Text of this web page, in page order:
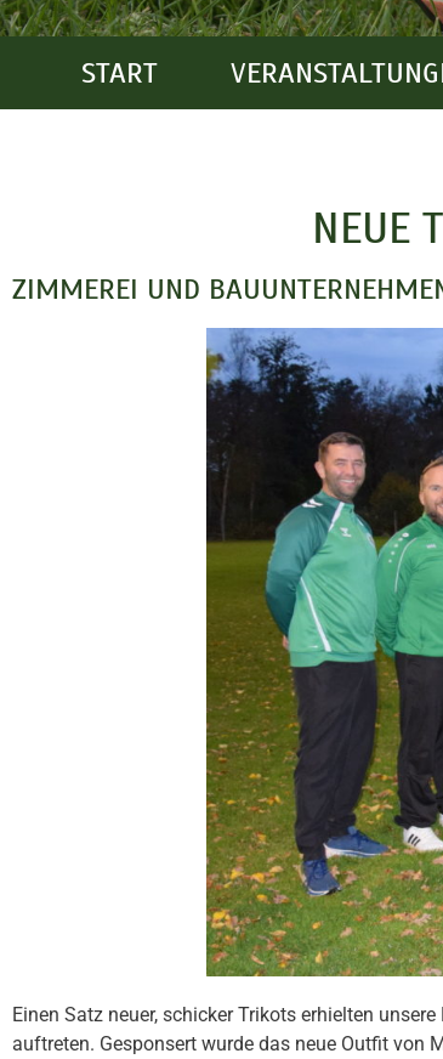
START
NEUE
ZIMMEREI UND
Einen Satz neuer, schicker Trikots erhielten
auftreten. Gesponsert wurde das neue Outfit von